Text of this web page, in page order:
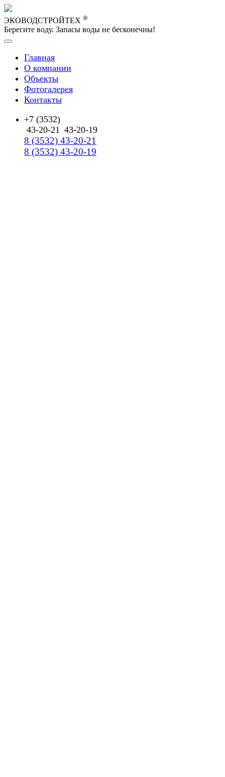
ЭКОВОДСТРОЙТЕХ ®
Берегите воду. Запасы воды не бесконечны!
Главная
О компании
Объекты
Фотогалерея
Контакты
+7 (3532)
43-20-21 43-20-19
8 (3532) 43-20-21
8 (3532) 43-20-19